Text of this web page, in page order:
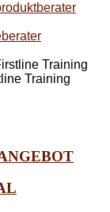
Training
Training